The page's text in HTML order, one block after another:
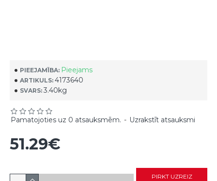
PIEEJAMĪBA: Pieejams
ARTIKULS: 4173640
SVARS: 3.40kg
Pamatojoties uz 0 atsauksmēm. - Uzrakstīt atsauksmi
51.29€
PIRKT UZREIZ